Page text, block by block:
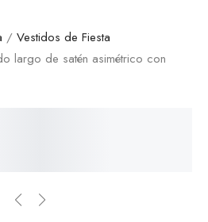
/ Vestidos de Fiesta
largo de satén asimétrico con